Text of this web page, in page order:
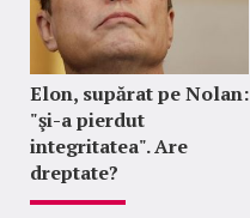
Elon, supărat pe Nolan:
"şi-a pierdut
integritatea". Are
dreptate?